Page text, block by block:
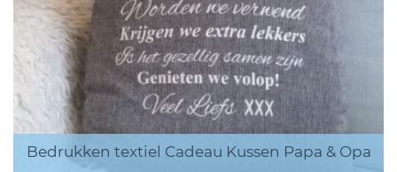
Bedrukken textiel Cadeau Kussen Papa & Opa